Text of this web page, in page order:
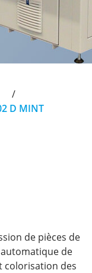
/
D MINT
de pièces de
de
colorisation des